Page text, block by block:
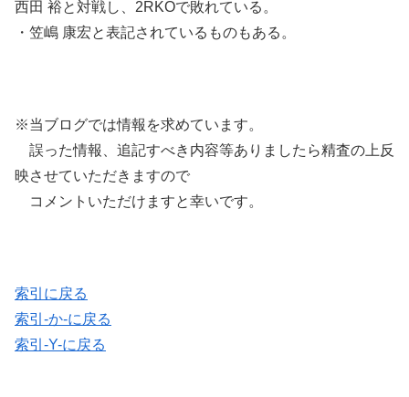
西田 裕と対戦し、2RKOで敗れている。
・笠嶋 康宏と表記されているものもある。
※当ブログでは情報を求めています。
誤った情報、追記すべき内容等ありましたら精査の上反
映させていただきますので
コメントいただけますと幸いです。
索引に戻る
索引-か-に戻る
索引-Y-に戻る